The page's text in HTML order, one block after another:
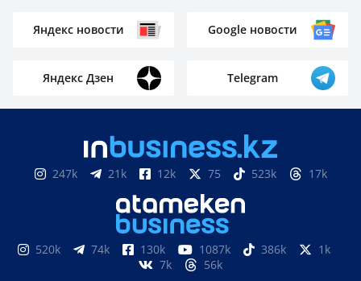
Яндекс новости Google новости
Яндекс Дзен Telegram
247k 21k 12k 75 523k 17k
520k 74k 130k 1087k 386k
1k
7k
56k